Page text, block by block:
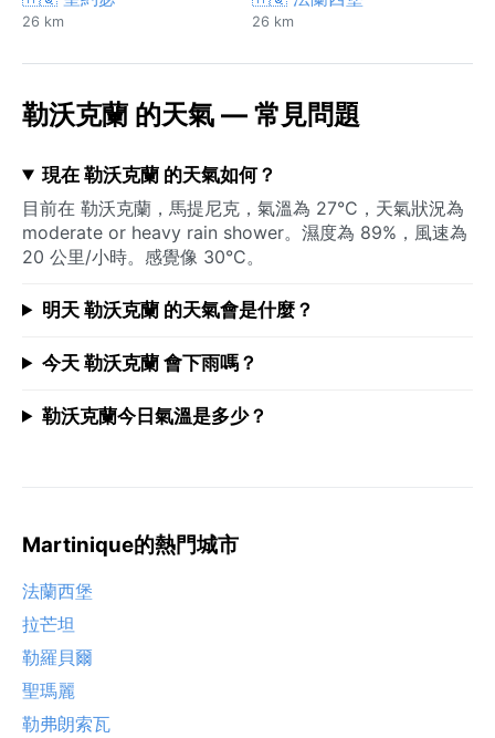
26 km 26 km
勒沃克蘭 的天氣 — 常見問題
現在 勒沃克蘭 的天氣如何？
目前在 勒沃克蘭，馬提尼克，氣溫為 27°C，天氣狀況為
moderate or heavy rain shower。濕度為 89%，風速為
20 公里/小時。感覺像 30°C。
明天 勒沃克蘭 的天氣會是什麼？
今天 勒沃克蘭 會下雨嗎？
勒沃克蘭今日氣溫是多少？
Martinique的熱門城市
法蘭西堡
拉芒坦
勒羅貝爾
聖瑪麗
勒弗朗索瓦